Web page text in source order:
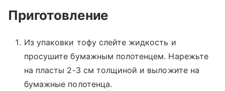
Приготовление
Из упаковки тофу слейте жидкость и
просушите бумажным полотенцем. Нарежьте
на пласты 2-3 см толщиной и выложите на
бумажные полотенца.